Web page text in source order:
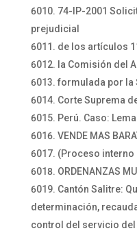
74-IP-2001
prejudicial
de los artículos
la Comisión del
formulada por la
Corte Suprema
Perú. Caso:
VENDE MAS
(Proceso
ORDENANZAS
Cantón Salitre:
determinación,
control del servicio